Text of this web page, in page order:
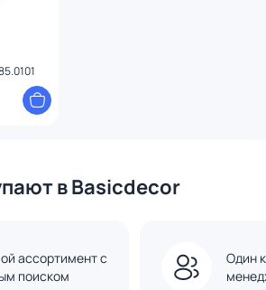
в Basicdecor
ассортимент с
поиском
Один